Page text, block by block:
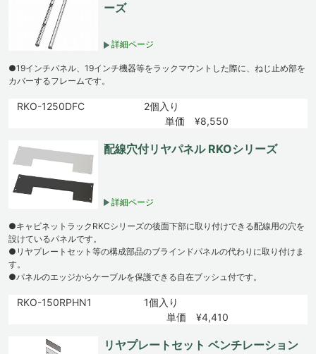
ーズ
詳細ページ
●19インチパネル、19インチ機器等をラックマウントした際に、ねじ止め部を
カバーするフレームです。
RKO-1250DFC
2個入り
単価 ¥8,550
配線穴付リヤパネル RKOシリーズ
詳細ページ
●キャビネットラックRKCシリーズの後面下部に取り付けできる配線用の穴を
設けているパネルです。
●リヤプレートセット等の構成部品のブラインドパネルの代わりに取り付けま
す。
●パネルのエッジからケーブルを保護できる自在ブッシュ付です。
RKO-150RPHN1
1個入り
単価 ¥4,410
リヤプレートセット ベンチレーション